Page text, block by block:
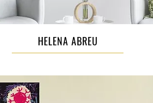
HELENA ABREU